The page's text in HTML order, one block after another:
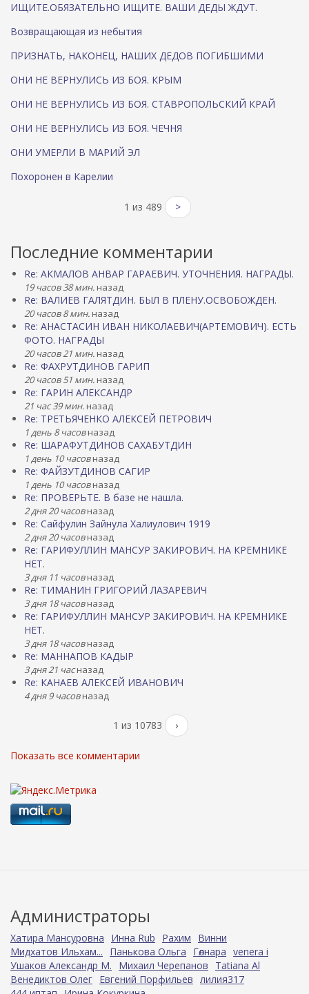
ИЩИТЕ.ОБЯЗАТЕЛЬНО ИЩИТЕ. ВАШИ ДЕДЫ ЖДУТ.
Возвращающая из небытия
ПРИЗНАТЬ, НАКОНЕЦ, НАШИХ ДЕДОВ ПОГИБШИМИ
ОНИ НЕ ВЕРНУЛИСЬ ИЗ БОЯ. КРЫМ
ОНИ НЕ ВЕРНУЛИСЬ ИЗ БОЯ. СТАВРОПОЛЬСКИЙ КРАЙ
ОНИ НЕ ВЕРНУЛИСЬ ИЗ БОЯ. ЧЕЧНЯ
ОНИ УМЕРЛИ В МАРИЙ ЭЛ
Похоронен в Карелии
1 из 489 >
Последние комментарии
Re: АКМАЛОВ АНВАР ГАРАЕВИЧ. УТОЧНЕНИЯ. НАГРАДЫ.
19 часов 38 мин. назад
Re: ВАЛИЕВ ГАЛЯТДИН. БЫЛ В ПЛЕНУ.ОСВОБОЖДЕН.
20 часов 8 мин. назад
Re: АНАСТАСИН ИВАН НИКОЛАЕВИЧ(АРТЕМОВИЧ). ЕСТЬ
ФОТО. НАГРАДЫ
20 часов 21 мин. назад
Re: ФАХРУТДИНОВ ГАРИП
20 часов 51 мин. назад
Re: ГАРИН АЛЕКСАНДР
21 час 39 мин. назад
Re: ТРЕТЬЯЧЕНКО АЛЕКСЕЙ ПЕТРОВИЧ
1 день 8 часовназад
Re: ШАРАФУТДИНОВ САХАБУТДИН
1 день 10 часовназад
Re: ФАЙЗУТДИНОВ САГИР
1 день 10 часовназад
Re: ПРОВЕРЬТЕ. В базе не нашла.
2 дня 20 часовназад
Re: Сайфулин Зайнула Халиулович 1919
2 дня 20 часовназад
Re: ГАРИФУЛЛИН МАНСУР ЗАКИРОВИЧ. НА КРЕМНИКЕ
НЕТ.
3 дня 11 часовназад
Re: ТИМАНИН ГРИГОРИЙ ЛАЗАРЕВИЧ
3 дня 18 часовназад
Re: ГАРИФУЛЛИН МАНСУР ЗАКИРОВИЧ. НА КРЕМНИКЕ
НЕТ.
3 дня 18 часовназад
Re: МАННАПОВ КАДЫР
3 дня 21 часназад
Re: КАНАЕВ АЛЕКСЕЙ ИВАНОВИЧ
4 дня 9 часовназад
1 из 10783 ›
Показать все комментарии
Администраторы
Хатира Мансуровна Инна Rub Рахим
Винни
Мидхатов Ильхам...
Панькова Ольга Гөлнара venera i
Ушаков Александр М.
Михаил Черепанов
Tatiana Al
Венедиктов Олег Евгений Порфильев лилия317